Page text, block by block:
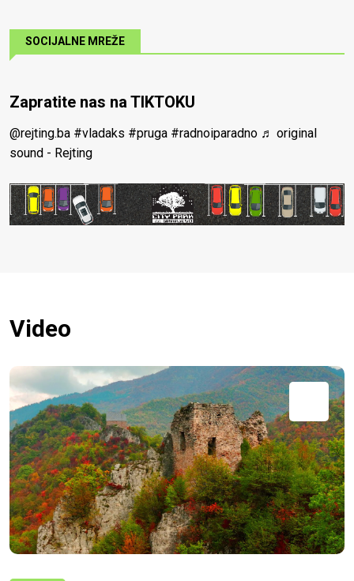
SOCIJALNE MREŽE
Zapratite nas na TIKTOKU
@rejting.ba #vladaks #pruga #radnoiparadno ♬ original
sound - Rejting
Video